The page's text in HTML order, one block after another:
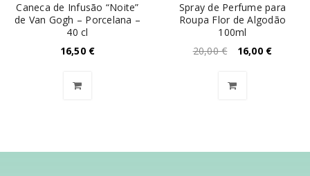
Caneca de Infusão “Noite”
de Van Gogh – Porcelana –
40 cl
16,50 €
Spray de Perfume para
Roupa Flor de Algodão
100ml
20,00€ 16,00 €